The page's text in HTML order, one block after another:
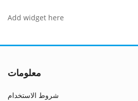
Add widget here
معلومات
شروط الاستخدام